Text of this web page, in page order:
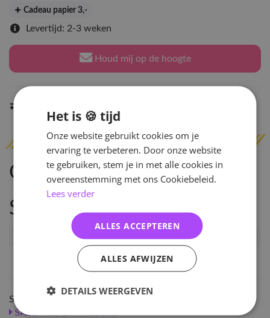
Cadeau papier 3,-
Levertijd: 2-3 weken
Houd mij op de hoogte
Omschrijving
Specificaties
Artikelnummer
1000001244440
Shop meer
SALE
Het is 🍪 tijd
Onze website gebruikt cookies om je
ervaring te verbeteren. Door onze website
te gebruiken, stem je in met alle cookies in
overeenstemming met ons Cookiebeleid.
Lees verder
ALLES ACCEPTEREN
ALLES AFWIJZEN
DETAILS WEERGEVEN